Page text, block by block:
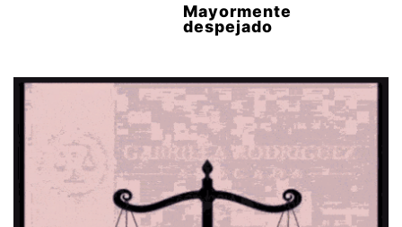
Mayormente
despejado